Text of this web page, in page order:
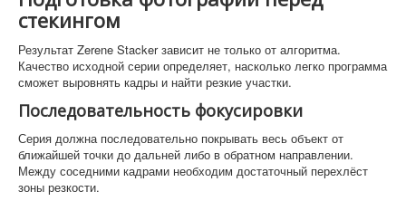
стекингом
Результат Zerene Stacker зависит не только от алгоритма.
Качество исходной серии определяет, насколько легко программа
сможет выровнять кадры и найти резкие участки.
Последовательность фокусировки
Серия должна последовательно покрывать весь объект от
ближайшей точки до дальней либо в обратном направлении.
Между соседними кадрами необходим достаточный перехлёст
зоны резкости.